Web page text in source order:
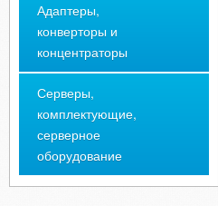
Адаптеры,
конверторы и
концентраторы
Серверы,
комплектующие,
серверное
оборудование